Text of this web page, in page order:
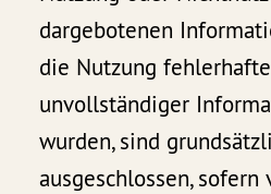
dargebotenen
die Nutzung
unvollständiger
wurden, sind
ausgeschlossen,